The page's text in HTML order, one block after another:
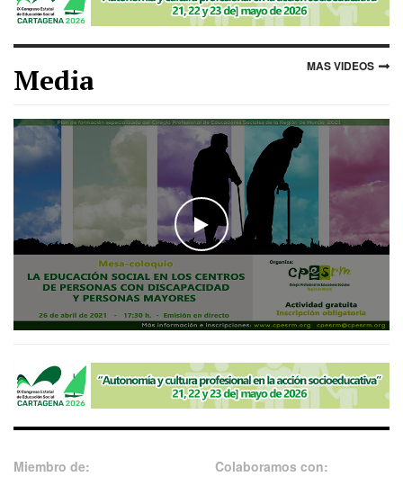
Media MAS VIDEOS
WATCH THE VIDEO
Miembro de: Colaboramos con: